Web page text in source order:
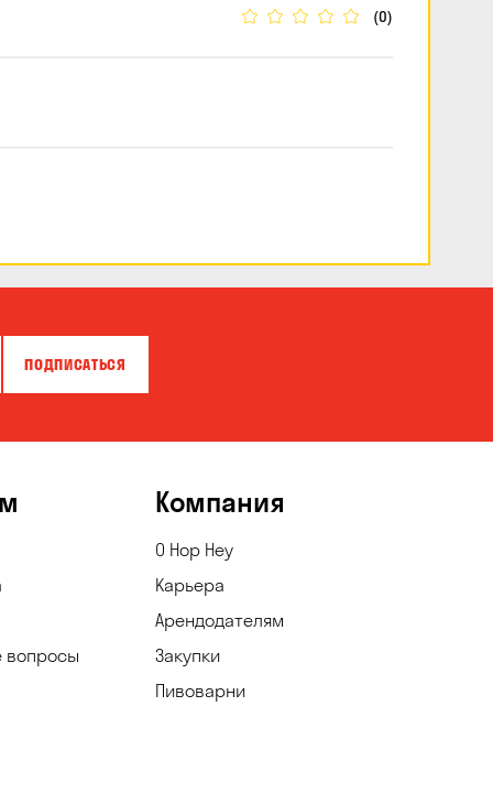
шампанского, виски, крафтового
пива или другого напитка. Плотный
(0)
ПОДПИСАТЬСЯ
вопросы
Компания
О Hop Hey
Карьера
Арендодателям
Закупки
Пивоварни